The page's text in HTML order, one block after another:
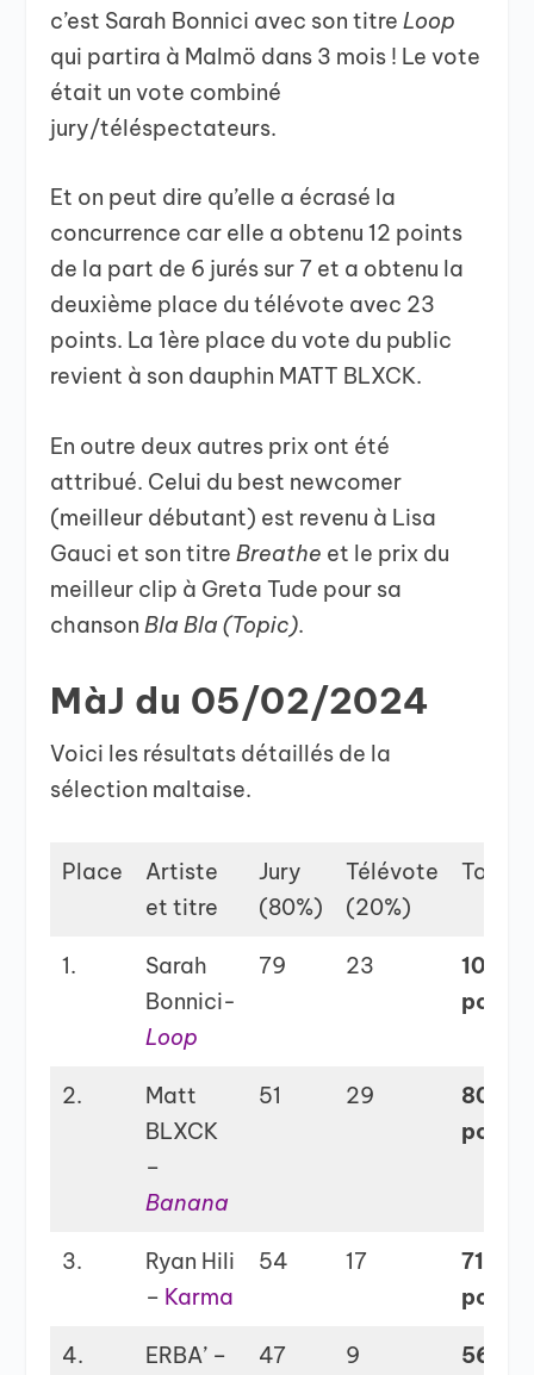
c’est Sarah Bonnici avec son titreLoop
qui partira à Malmö dans 3 mois ! Le vote
était un vote combiné
jury/téléspectateurs.
Et on peut dire qu’elle a écrasé la
concurrence car elle a obtenu 12 points
de la part de 6 jurés sur 7 et a obtenu la
deuxième place du télévote avec 23
points. La 1ère place du vote du public
revient à son dauphin MATT BLXCK.
En outre deux autres prix ont été
attribué. Celui du best newcomer
(meilleur débutant) est revenu à Lisa
Gauci et son titreBreathe et le prix du
meilleur clip à Greta Tude pour sa
chansonBla Bla (Topic).
MàJ du 05/02/2024
Voici les résultats détaillés de la
sélection maltaise.
Place
Artiste
et titre
Jury
(80%)
Télévote
(20%)
Total
1.
Sarah
Bonnici-
Loop
79 23
102
points
2.
Matt
BLXCK
–
Banana
51 29
80
points
3.
Ryan Hili
– Karma
54 17
71
points
4.
ERBA’ –
47 9
56